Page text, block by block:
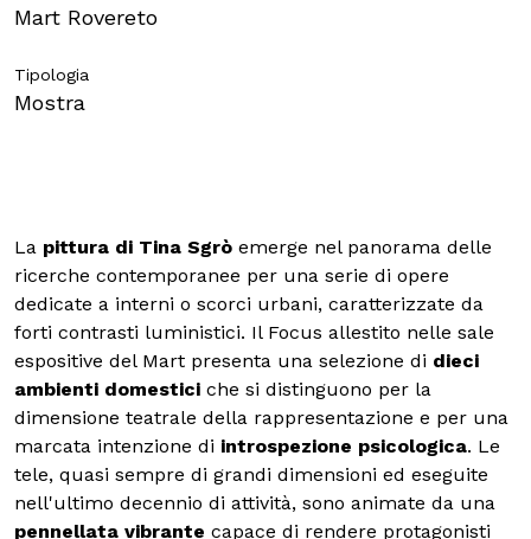
Visita il Mart in totale sicurezza: le nostre norme COVID-19
Mart Rovereto
Tipologia
Mostra
La pittura di Tina Sgrò emerge nel panorama delle
ricerche contemporanee per una serie di opere
dedicate a interni o scorci urbani, caratterizzate da
forti contrasti luministici. Il Focus allestito nelle sale
espositive del Mart presenta una selezione di dieci
ambienti domestici che si distinguono per la
dimensione teatrale della rappresentazione e per una
marcata intenzione di introspezione psicologica. Le
tele, quasi sempre di grandi dimensioni ed eseguite
nell'ultimo decennio di attività, sono animate da una
pennellata vibrante capace di rendere protagonisti